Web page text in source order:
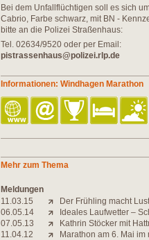
Bei dem Unfallflüchtigen soll es sich
Cabrio, Farbe schwarz, mit BN -
bitte an die Polizei Straßenhaus:
Tel. 02634/9520 oder per Email:
pistrassenhaus@polizei.rlp.de
Informationen: Windhagen Marathon
Mehr zum Thema
Meldungen
11.03.15
Der Frühling macht
06.05.14
Ideales Laufwetter –
07.05.13
Kathrin Stöcker mit
11.04.12
Marathon am 6. Mai